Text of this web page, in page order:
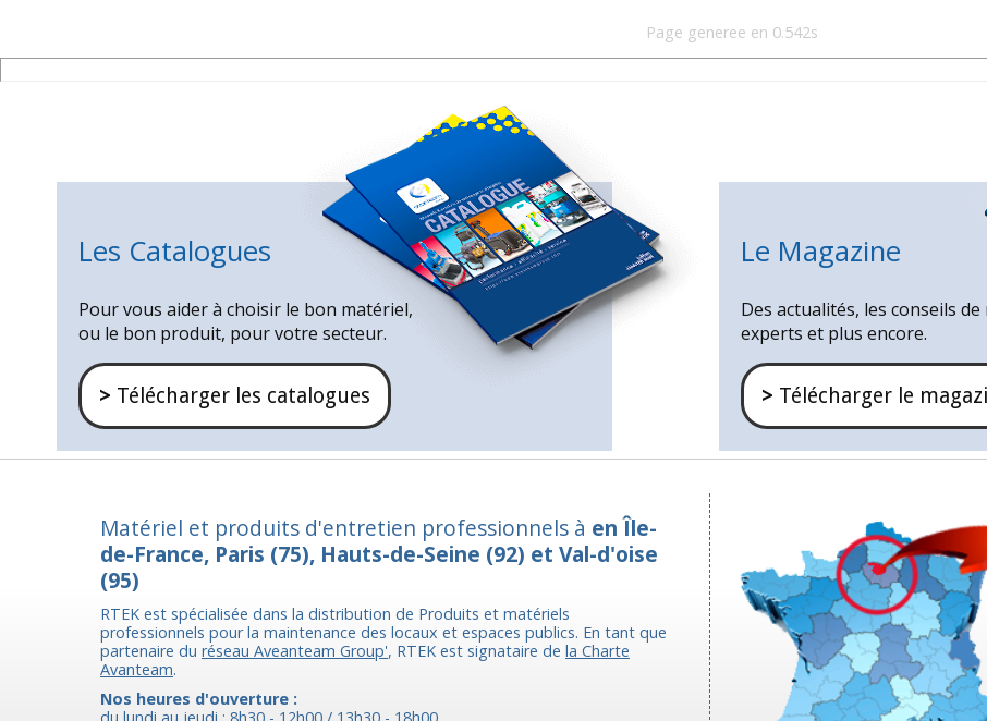
Page generee en 0.542s
Les Catalogues
Pour vous aider à choisir le bon matériel,
ou le bon produit, pour votre secteur.
> Télécharger les catalogues
Le Magazine
Des actualités, les conseils de
experts et plus encore.
> Télécharger le
Matériel et produits d'entretien professionnels à en Île-
de-France, Paris (75), Hauts-de-Seine (92) et Val-d'oise
(95)
RTEK est spécialisée dans la distribution de Produits et matériels
professionnels pour la maintenance des locaux et espaces publics. En tant que
partenaire du réseau Aveanteam Group', RTEK est signataire de la Charte
Avanteam.
Nos heures d'ouverture :
du lundi au jeudi : 8h30 - 12h00 / 13h30 - 18h00